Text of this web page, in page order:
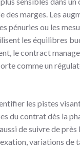
des marges. Les
pénuries ou les
les équilibres
le contract
comme un
les pistes
du contrat dès la
de suivre de
variations de